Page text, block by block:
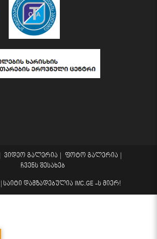
ვიდეო გალერია
ფოტო გალერია
ჩვენს შესახებ
საიტი დამზადებულია IMC.GE -ს მიერ!